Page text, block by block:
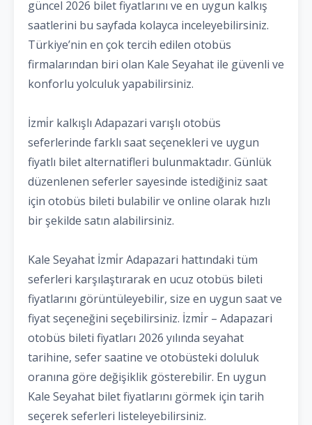
güncel 2026 bilet fiyatlarını ve en uygun kalkış
saatlerini bu sayfada kolayca inceleyebilirsiniz.
Türkiye’nin en çok tercih edilen otobüs
firmalarından biri olan Kale Seyahat ile güvenli ve
konforlu yolculuk yapabilirsiniz.
İzmi̇r kalkışlı Adapazari varışlı otobüs
seferlerinde farklı saat seçenekleri ve uygun
fiyatlı bilet alternatifleri bulunmaktadır. Günlük
düzenlenen seferler sayesinde istediğiniz saat
için otobüs bileti bulabilir ve online olarak hızlı
bir şekilde satın alabilirsiniz.
Kale Seyahat İzmi̇r Adapazari hattındaki tüm
seferleri karşılaştırarak en ucuz otobüs bileti
fiyatlarını görüntüleyebilir, size en uygun saat ve
fiyat seçeneğini seçebilirsiniz. İzmi̇r – Adapazari
otobüs bileti fiyatları 2026 yılında seyahat
tarihine, sefer saatine ve otobüsteki doluluk
oranına göre değişiklik gösterebilir. En uygun
Kale Seyahat bilet fiyatlarını görmek için tarih
seçerek seferleri listeleyebilirsiniz.